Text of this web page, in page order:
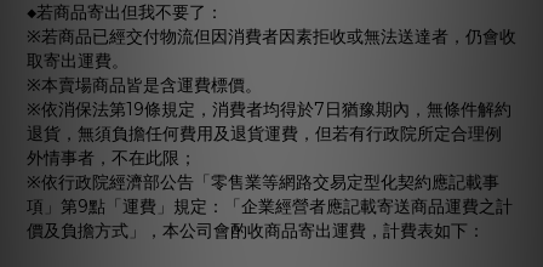
◆若商品寄出但我不要了：
※若商品已經交付物流但因消費者因素拒收或無法送達者，仍會收
取寄出運費。
※本賣場商品皆是含運費標價。
※依消保法第19條規定，消費者均得於7日猶豫期內，無條件解約
退貨，無須負擔任何費用及退貨運費，但若有行政院所定合理例
外情事者，不在此限；
※依行政院經濟部公告「零售業等網路交易定型化契約應記載事
項」第9點「運費」規定：「企業經營者應記載寄送商品運費之計
價及負擔方式」，本公司會酌收商品寄出運費，計費表如下：